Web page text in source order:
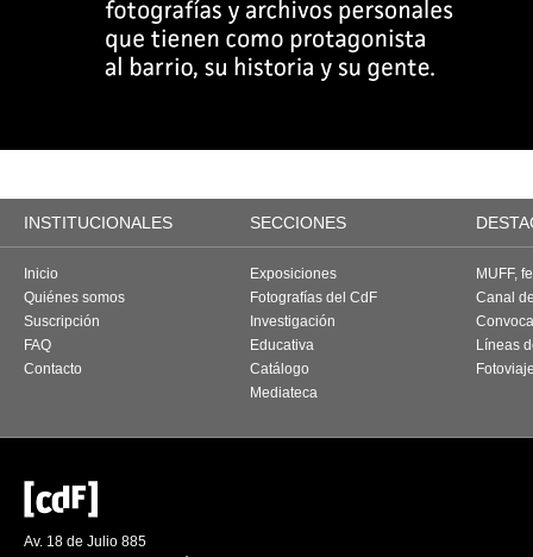
INSTITUCIONALES SECCIONES
Inicio
Quiénes somos
Suscripción
FAQ
Contacto
Exposiciones
Fotografías del CdF
Investigación
Educativa
Catálogo
Mediateca
MUFF,
Canal
Líneas
Av. 18 de Julio 885